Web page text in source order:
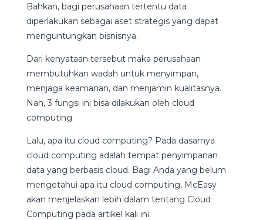
Bahkan, bagi perusahaan tertentu data
diperlakukan sebagai aset strategis yang dapat
menguntungkan bisnisnya.
Dari kenyataan tersebut maka perusahaan
membutuhkan wadah untuk menyimpan,
menjaga keamanan, dan menjamin kualitasnya.
Nah, 3 fungsi ini bisa dilakukan oleh cloud
computing.
Lalu, apa itu cloud computing? Pada dasarnya
cloud computing adalah tempat penyimpanan
data yang berbasis cloud. Bagi Anda yang belum
mengetahui apa itu cloud computing, McEasy
akan menjelaskan lebih dalam tentang Cloud
Computing pada artikel kali ini.